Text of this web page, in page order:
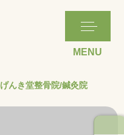
げんき堂整骨院/鍼灸院